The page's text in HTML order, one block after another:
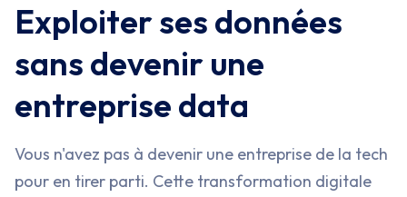
Exploiter ses données
sans devenir une
entreprise data
Vous n'avez pas à devenir une entreprise de la tech
pour en tirer parti. Cette transformation digitale